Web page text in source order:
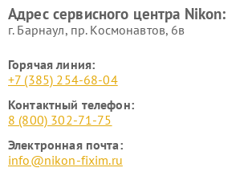
Адрес сервисного центра Nikon:
г. Барнаул, ​пр. Космонавтов, 6в
Горячая линия:
+7 (385) 254-68-04
Контактный телефон:
8 (800) 302-71-75
Электронная почта:
info@nikon-fixim.ru